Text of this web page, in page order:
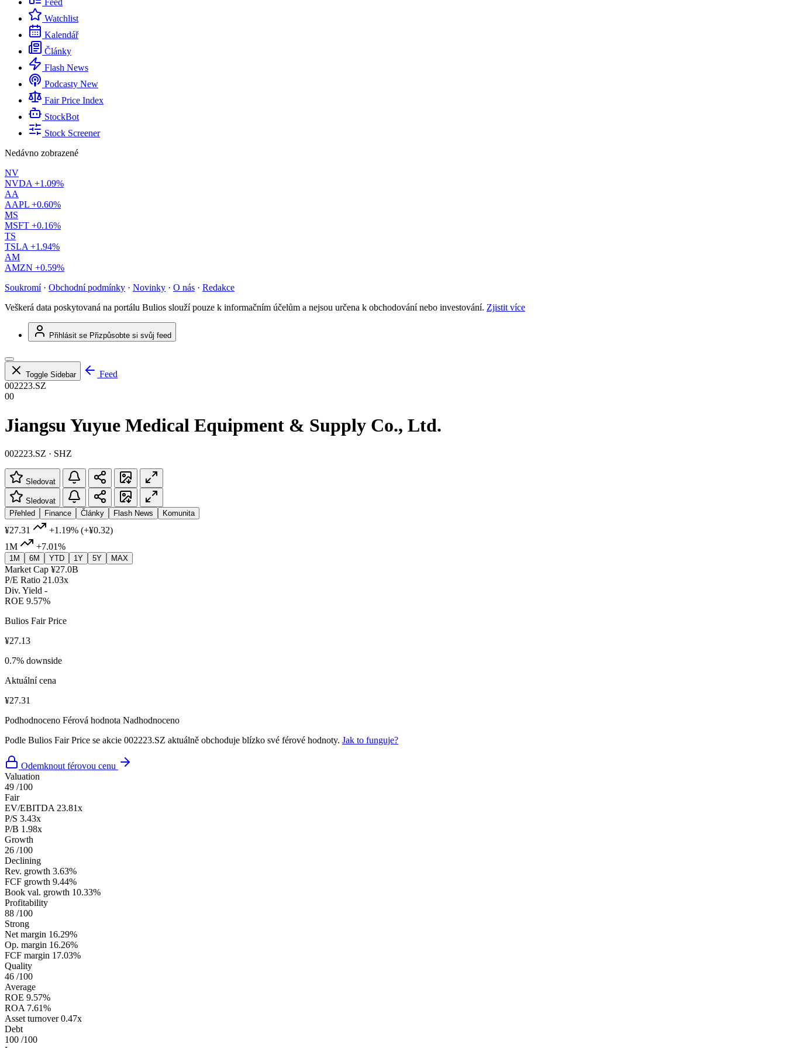
Feed
Watchlist
Kalendář
Články
Flash News
Podcasty New
Fair Price Index
StockBot
Stock Screener
Nedávno zobrazené
NV
NVDA +1.09%
AA
AAPL +0.60%
MS
MSFT +0.16%
TS
TSLA +1.94%
AM
AMZN +0.59%
Soukromí · Obchodní podmínky · Novinky · O nás · Redakce
Veškerá data poskytovaná na portálu Bulios slouží pouze k informačním účelům a nejsou určena k obchodování nebo investování. Zjistit více
Přihlásit se Přizpůsobte si svůj feed
Toggle Sidebar
Feed
002223.SZ
00
Jiangsu Yuyue Medical Equipment & Supply Co., Ltd.
002223.SZ · SHZ
Sledovat
Sledovat
Přehled
Finance Články Flash News Komunita
¥27.31 +1.19% (+¥0.32)
1M
+7.01%
1M 6M YTD 1Y 5Y MAX
Market Cap ¥27.0B
P/E Ratio 21.03x
Div. Yield -
ROE 9.57%
Bulios Fair Price
¥27.13
0.7% downside
Aktuální cena
¥27.31
Podhodnoceno Férová hodnota Nadhodnoceno
Podle Bulios Fair Price se akcie 002223.SZ aktuálně obchoduje blízko své férové hodnoty. Jak to funguje?
Odemknout férovou cenu
Valuation
49 /100
Fair
EV/EBITDA 23.81x
P/S 3.43x
P/B 1.98x
Growth
26 /100
Declining
Rev. growth 3.63%
FCF growth 9.44%
Book val. growth 10.33%
Profitability
88 /100
Strong
Net margin 16.29%
Op. margin 16.26%
FCF margin 17.03%
Quality
46 /100
Average
ROE 9.57%
ROA 7.61%
Asset turnover 0.47x
Debt
100 /100